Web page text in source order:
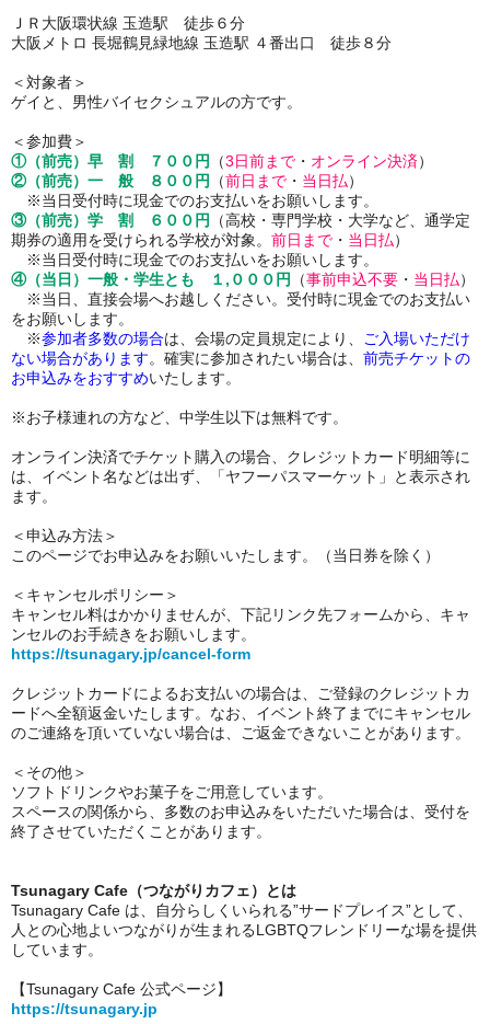
ＪＲ大阪環状線 玉造駅 徒歩６分
大阪メトロ 長堀鶴見緑地線 玉造駅 ４番出口 徒歩８分
＜対象者＞
ゲイと、男性バイセクシュアルの方です。
＜参加費＞
①（前売）早 割 ７００円
（3日前まで ・ オンライン決済）
②（前売）一 般 ８００円
（前日まで ・ 当日払）
※当日受付時に現金でのお支払いをお願いします。
③（前売）学 割 ６００円
（高校・専門学校・大学など、通学定
期券の適用を受けられる学校が対象。 前日まで ・ 当日払）
※当日受付時に現金でのお支払いをお願いします。
④（当日）一般・学生とも １,０００円
（事前申込不要 ・ 当日払）
※当日、直接会場へお越しください。受付時に現金でのお支払い
をお願いします。
※参加者多数の場合は、会場の定員規定により、
ご入場いただけ
ない場合があります。確実に参加されたい場合は、 前売チケットの
お申込みをおすすめいたします。
※お子様連れの方など、中学生以下は無料です。
オンライン決済でチケット購入の場合、クレジットカード明細等に
は、イベント名などは出ず、「ヤフーパスマーケット」と表示され
ます。
＜申込み方法＞
このページでお申込みをお願いいたします。（当日券を除く）
＜キャンセルポリシー＞
キャンセル料はかかりませんが、下記リンク先フォームから、キャ
ンセルのお手続きをお願いします。
https://tsunagary.jp/cancel-form
クレジットカードによるお支払いの場合は、ご登録のクレジットカ
ードへ全額返金いたします。なお、イベント終了までにキャンセル
のご連絡を頂いていない場合は、ご返金できないことがあります。
＜その他＞
ソフトドリンクやお菓子をご用意しています。
スペースの関係から、多数のお申込みをいただいた場合は、受付を
終了させていただくことがあります。
Tsunagary Cafe（つながりカフェ）とは
Tsunagary Cafe は、
自分らしくいられる”サードプレイス”として、
人との心地よいつながりが生まれるLGBTQフレンドリーな場を提供
しています。
【Tsunagary Cafe 公式ページ】
https://tsunagary.jp